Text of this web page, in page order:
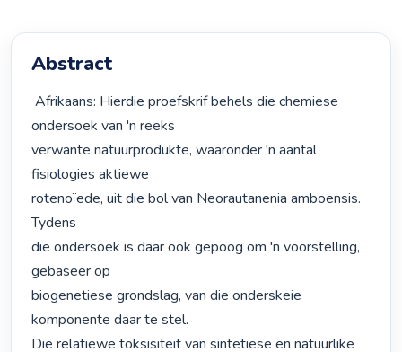
Abstract
Afrikaans: Hierdie proefskrif behels die chemiese
ondersoek van 'n reeks
verwante natuurprodukte, waaronder 'n aantal
fisiologies aktiewe
rotenoïede, uit die bol van Neorautanenia amboensis.
Tydens
die ondersoek is daar ook gepoog om 'n voorstelling,
gebaseer op
biogenetiese grondslag, van die onderskeie
komponente daar te stel.
Die relatiewe toksisiteit van sintetiese en natuurlike